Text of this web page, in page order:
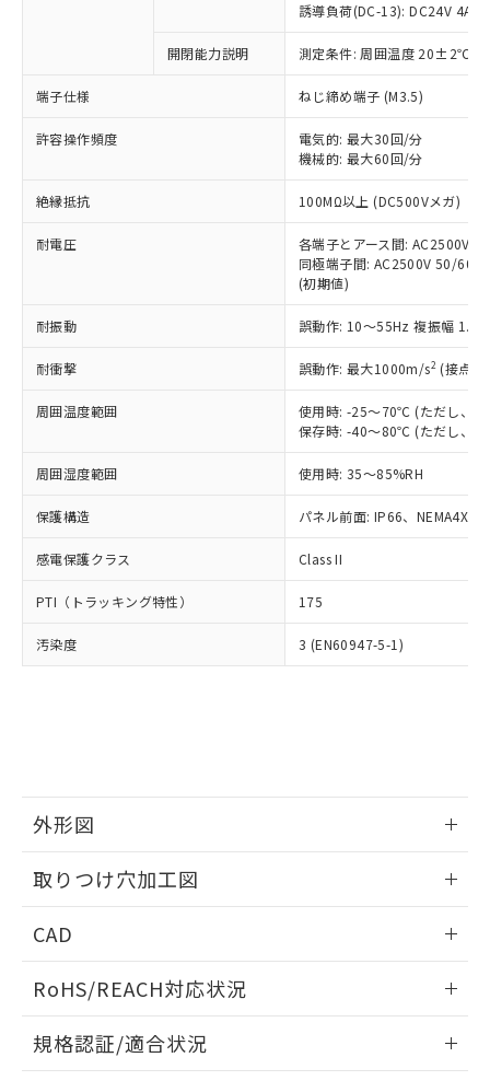
誘導負荷(DC-13): DC24V 4A/
開閉能力説明 測定条件: 周囲温度 20±2℃、
端子仕様 ねじ締め端子 (M3.5)
許容操作頻度
電気的: 最大30回/分
機械的: 最大60回/分
絶縁抵抗 100MΩ以上 (DC500Vメガ)
耐電圧
各端子とアース間: AC2500V
同極端子間: AC2500V 50/
(初期値)
耐振動 誤動作: 10～55Hz 複振幅
耐衝撃 誤動作: 最大1000m/s2 (接点
周囲温度範囲
使用時: -25～70℃ (ただし、氷
保存時: -40～80℃ (ただし、氷
周囲湿度範囲 使用時: 35～85%RH
保護構造 パネル前面: IP66、NEMA4X,
感電保護クラス Class II
PTI（トラッキング特性） 175
汚染度 3 (EN60947-5-1)
外形図
取りつけ穴加工図
CAD
ドすることができます。
ログイン/会員登録
RoHS/REACH対応状況
EU RoHS 注意事項・凡例
規格認証/適合状況
以下の条件をお読みいただき、同意のうえ
本サービスは、当社制御機器事業取扱
商品の当社在庫状況および標準価格
(税抜)を提供させていただくもので
当社制御機器事業取扱商品の中には、
本サービスの対象外となる商品もある
ことをご了承ください。
在庫状況および標準価格照会結果は、
記載している更新日時点での社内デー
タに基づき作成されるものであり、閲
覧された時点での実際の在庫および標
準価格とは異なる場合があることをご
正式な納期状況および標準価格はお客
様のお取引先、またはお客様担当のオ
ムロン制御機器販売店・当社販売員に
オムロン制御機器販売店や当社販売拠
販売ネットワーク
」をご確認
ください。
在庫状況および標準価格結果を当社の
事前の承諾なく第三者に漏洩または開
示しないようお願いします。
マイパーツ機能（部品リスト作成サー
ビス）をご利用いただくには、I-Web
品・サービスに関するお客様との取
をご了承ください。
※当社の共同利用者とは、
対応予定なし：EU RoHS指令（10物質）の
非含有に非対応の商品で、対応品を出す予
調査・確認中：EU RoHS指令（10物質）の
非含有の対応状況を調査中または確認中の
商品です。
害物質有無と関係のない商品です。
仕入先様の事情により、非含有部品として
いたものが、含有品と判明した場合などや
むを得ず変更することがあります。
鉛(Pb) 1000ppm以下、 水銀(Hg) 1000ppm以下、 カド
六価クロム(Cr(Ⅵ)) 1000ppm以下、ポリ臭化ビフェニル
類(PBB) 1000ppm以下、ポリ臭化ジフェニルエーテル類
(PBDE) 1000ppm以下、フタル酸ビス(2-エチルヘキシ
ル) (DEHP)(別名：DOP) 1000ppm以下、フタル酸ブチ
ルベンジル（BBP） 1000ppm以下、フタル酸ジブチル
（DBP） 1000ppm以下、フタル酸ジイソブチル
但し、RoHS指令で産業用監視および制御機器に対する
フタル酸エステル類の４物質については閾値を超える意
図的な使用がないことを確認しています。
※2 対応予定月
部品在庫の切り替え状況などにより、予定
月が前後することがあります。
下記の非含有証明書をダウンロードするこ
とができます。
EU RoHS指令（10物質）の非含有証明書
51物質の非含有証明書（当社基準）
※本証明書は発行日時点で非含有を証明す
ものではありません。
また、RoHS指令のフタル酸エステル類４
物質の対応では、対応完了までの期間は出
欄に対応日を記載しておりました。
既に当社にて対応品への在庫切替を完了
「○」：最大均質材料含有率が中国RoHSの
基準値以下であることを示します。
「×」：最大均質材料含有率が中国RoHSの
基準値を超えていることを示します。
「－」：未確認です。当社販売部門へお問
*中国RoHS10物質の基準値 (GB/T26572)：
Pb(鉛) :1000ppm、 Hg(水銀) : 1000ppm、 Cd(カドミウ
Cr(Ⅵ)(六価クロム) : 1000ppm、 PBBs(ポリ臭化ビフェ
ニル類) : 1000ppm、 PBDEs(ポリ臭化ジフェニルエーテ
ル類) : 1000ppm、
DBP(フタル酸ジブチル) : 1000ppm、 DIBP(フタル酸ジ
DEHP(フタル酸ビス(2-エチルヘキシル)) : 1000ppm
「ｅ」：有害物質（10物質）のすべてが基
準値以下であることを示します。
「10」：通常の使用状況下において有害物
質が外部に漏えいし、環境に深刻な影響を
当社は、これら貴社製品のうち、外国
為替および外国貿易法に定める商品
（以下｢規制貨物等」という）を輸出
または国外への提供する場合は、日本
国政府の輸出許可(または役務取引許
可)を取得するなどの必要な手続きを
当社は規制貨物を破棄する場合は、完
全に破砕するなど、違法に輸出されな
いよう必要な手段を講じます。
当社は貴社製品を、核兵器、ミサイ
ル、化学兵器、生物兵器またはその他
武器並びにこれらの製造装置等に一切
当社は、貴社製品を第三者に販売する
場合は、上記1、2および3の内容を当
該第三者に通知します。また当社は、
販売先および販売に係わる関係者が違
法に輸出するおそれがある場合は、取
一定数以上の在庫あり
一定数には満たないが在庫あり
在庫なし(最新の在庫状況につ
いては、お客様のお取引先、ま
たはお客様担当のオムロン制御
機器販売店・当社販売員にご確
認ください)
白
受注生産機種、また在庫状況の
情報を公開していない機種